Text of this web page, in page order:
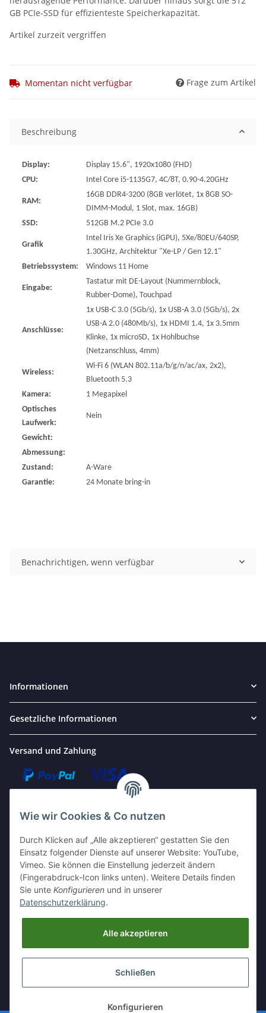
GB PCIe-SSD für effizienteste Speicherkapazität.
Artikel zurzeit vergriffen
Momentan nicht verfügbar Frage zum Artikel
Beschreibung
Display:
Display 15.6", 1920x1080 (FHD)
CPU:
Intel Core i5-1135G7, 4C/8T, 0.90-4.20GHz
RAM:
16GB DDR4-3200 (8GB verlötet, 1x 8GB SO-
DIMM-Modul, 1 Slot, max. 16GB)
SSD:
512GB M.2 PCIe 3.0
Grafik
Intel Iris Xe Graphics (iGPU), 5Xe/80EU/640SP,
1.30GHz, Architektur "Xe-LP / Gen 12.1"
Betriebssystem:
Windows 11 Home
Eingabe:
Tastatur mit DE-Layout (Nummernblock,
Rubber-Dome), Touchpad
Anschlüsse:
1x USB-C 3.0 (5Gb/s), 1x USB-A 3.0 (5Gb/s), 2x
USB-A 2.0 (480Mb/s), 1x HDMI 1.4, 1x 3.5mm
Klinke, 1x microSD, 1x Hohlbuchse
(Netzanschluss, 4mm)
Wireless:
Wi-Fi 6 (WLAN 802.11a/b/g/n/ac/ax, 2x2),
Bluetooth 5.3
Kamera:
1 Megapixel
Optisches
Laufwerk:
Nein
Gewicht:
Abmessung:
Zustand:
A-Ware
Garantie:
24 Monate bring-in
Benachrichtigen, wenn verfügbar
Informationen
Gesetzliche Informationen
Versand und Zahlung
Kontakt
Perfectum Computersysteme
Goethestraße 27, 19053 Schwerin
it@perfectum-computer.de
Öffnungszeiten: Mo-Fr. 9:30-17:30
Wie wir Cookies & Co nutzen
Durch Klicken auf „Alle akzeptieren“ gestatten Sie den
Einsatz folgender Dienste auf unserer Website: YouTube,
Vimeo. Sie können die Einstellung jederzeit ändern
(Fingerabdruck-Icon links unten). Weitere Details finden
Sie unte Konfigurieren und in unserer
Datenschutzerklärung.
Alle akzeptieren
Schließen
Konfigurieren